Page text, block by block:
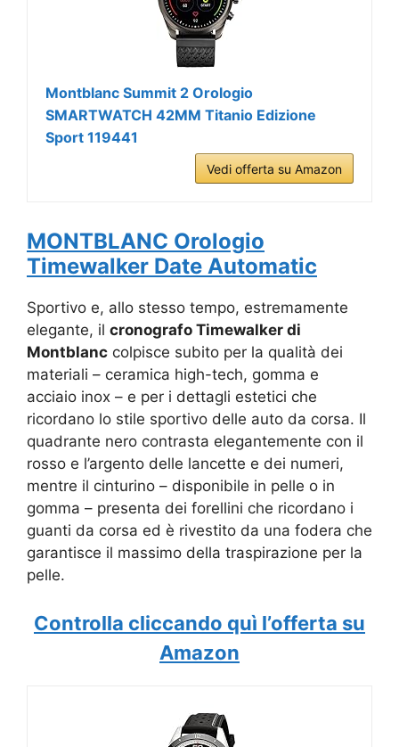
Montblanc Summit 2 Orologio
SMARTWATCH 42MM Titanio Edizione
Sport 119441
Vedi offerta su Amazon
MONTBLANC Orologio
Timewalker Date Automatic
Sportivo e, allo stesso tempo, estremamente
elegante, il cronografo Timewalker di
Montblanc colpisce subito per la qualità dei
materiali – ceramica high-tech, gomma e
acciaio inox – e per i dettagli estetici che
ricordano lo stile sportivo delle auto da corsa. Il
quadrante nero contrasta elegantemente con il
rosso e l’argento delle lancette e dei numeri,
mentre il cinturino – disponibile in pelle o in
gomma – presenta dei forellini che ricordano i
guanti da corsa ed è rivestito da una fodera che
garantisce il massimo della traspirazione per la
pelle.
Controlla cliccando quì l’offerta su
Amazon